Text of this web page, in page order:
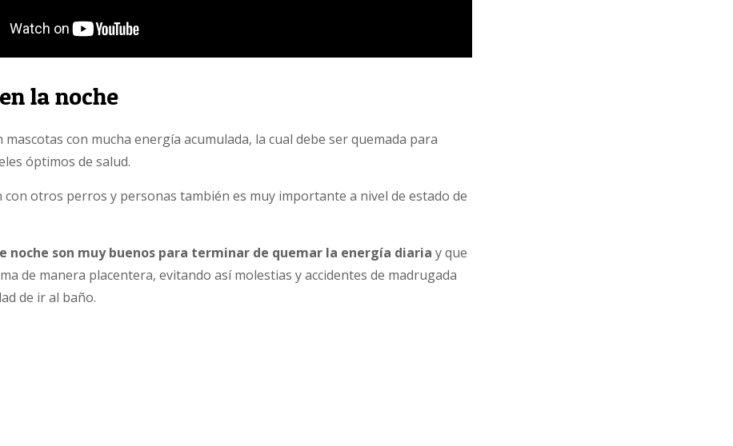
la noche
mascotas con mucha energía acumulada, la cual debe ser quemada para
óptimos de salud.
con otros perros y personas también es muy importante a nivel de estado de
noche son muy buenos para terminar de quemar la energía diaria y que
de manera placentera, evitando así molestias y accidentes de madrugada
de ir al baño.